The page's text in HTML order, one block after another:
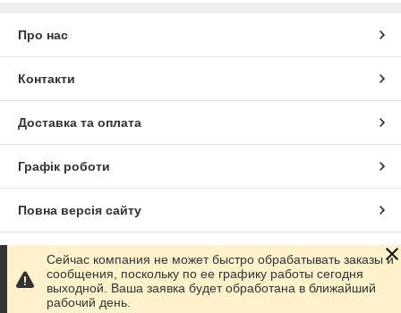
Про нас
Контакти
Доставка та оплата
Графік роботи
Повна версія сайту
Сайт створено на маркетплейсі Prom.ua
Політика конфіденційності
Сейчас компания не может быстро обрабатывать заказы и
сообщения, поскольку по ее графику работы сегодня
выходной. Ваша заявка будет обработана в ближайший
рабочий день.